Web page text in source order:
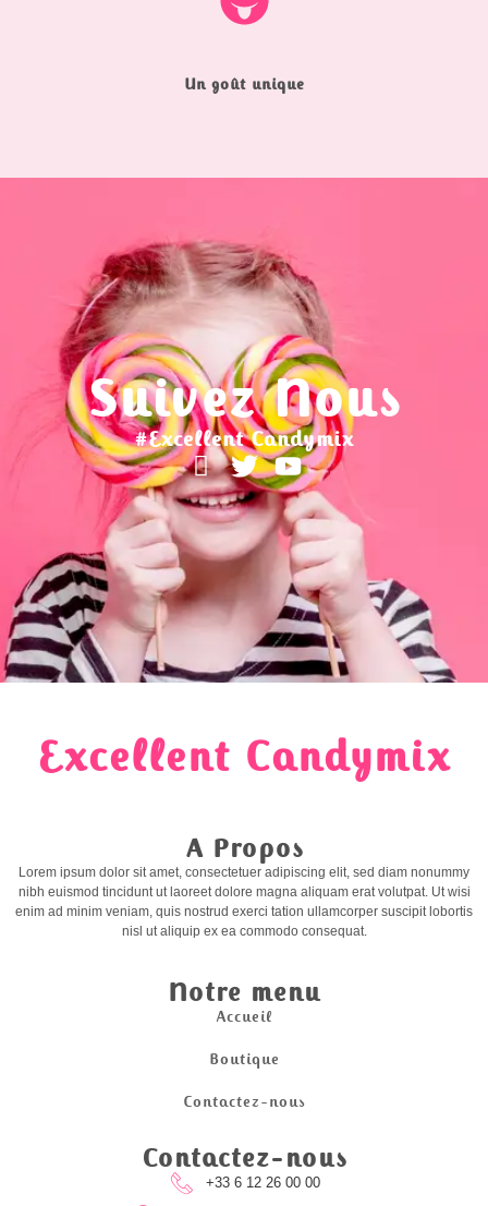
Un goût unique
Suivez Nous
#Excellent Candymix
Excellent Candymix
A Propos
Lorem ipsum dolor sit amet, consectetuer adipiscing elit, sed diam nonummy
nibh euismod tincidunt ut laoreet dolore magna aliquam erat volutpat. Ut wisi
enim ad minim veniam, quis nostrud exerci tation ullamcorper suscipit lobortis
nisl ut aliquip ex ea commodo consequat.
Notre menu
Accueil
Boutique
Contactez-nous
Contactez-nous
+33 6 12 26 00 00